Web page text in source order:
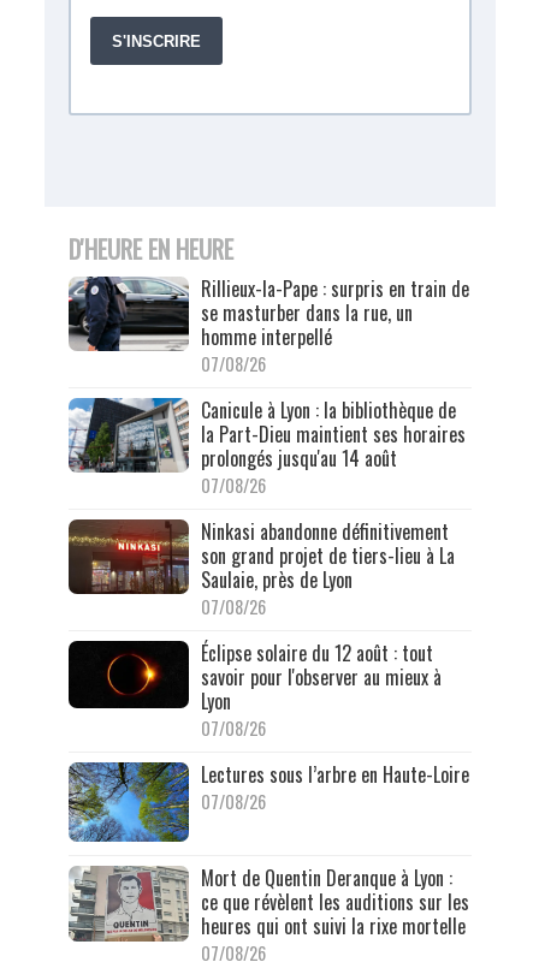
D'HEURE EN HEURE
Rillieux-la-Pape : surpris en train de
se masturber dans la rue, un
homme interpellé
07/08/26
Canicule à Lyon : la bibliothèque de
la Part-Dieu maintient ses horaires
prolongés jusqu'au 14 août
07/08/26
Ninkasi abandonne définitivement
son grand projet de tiers-lieu à La
Saulaie, près de Lyon
07/08/26
Éclipse solaire du 12 août : tout
savoir pour l'observer au mieux à
Lyon
07/08/26
Lectures sous l’arbre en Haute-Loire
07/08/26
Mort de Quentin Deranque à Lyon :
ce que révèlent les auditions sur les
heures qui ont suivi la rixe mortelle
07/08/26